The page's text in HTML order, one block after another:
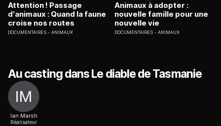
Attention ! Passage
d'animaux : Quand la faune
croise nos routes
DOCUMENTAIRES ANIMAUX
Animaux à adopter :
nouvelle famille pour une
nouvelle vie
DOCUMENTAIRES ANIMAUX
Au casting dans Le diable de Tasmanie
Ian Marsh
Réalisateur